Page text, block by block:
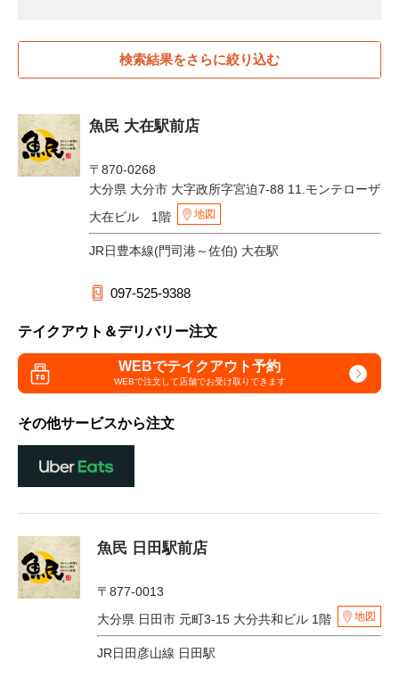
検索結果をさらに絞り込む
魚民 大在駅前店
〒870-0268
大分県 大分市 大字政所字宮迫7-88 11.モンテローザ
大在ビル 1階
地図
JR日豊本線(門司港～佐伯) 大在駅
097-525-9388
テイクアウト＆デリバリー注文
WEBでテイクアウト予約
WEBで注文して店舗でお受け取りできます
その他サービスから注文
魚民 日田駅前店
〒877-0013
大分県 日田市 元町3-15 大分共和ビル 1階
地図
JR日田彦山線 日田駅